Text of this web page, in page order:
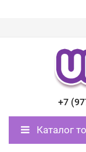
+7
Каталог